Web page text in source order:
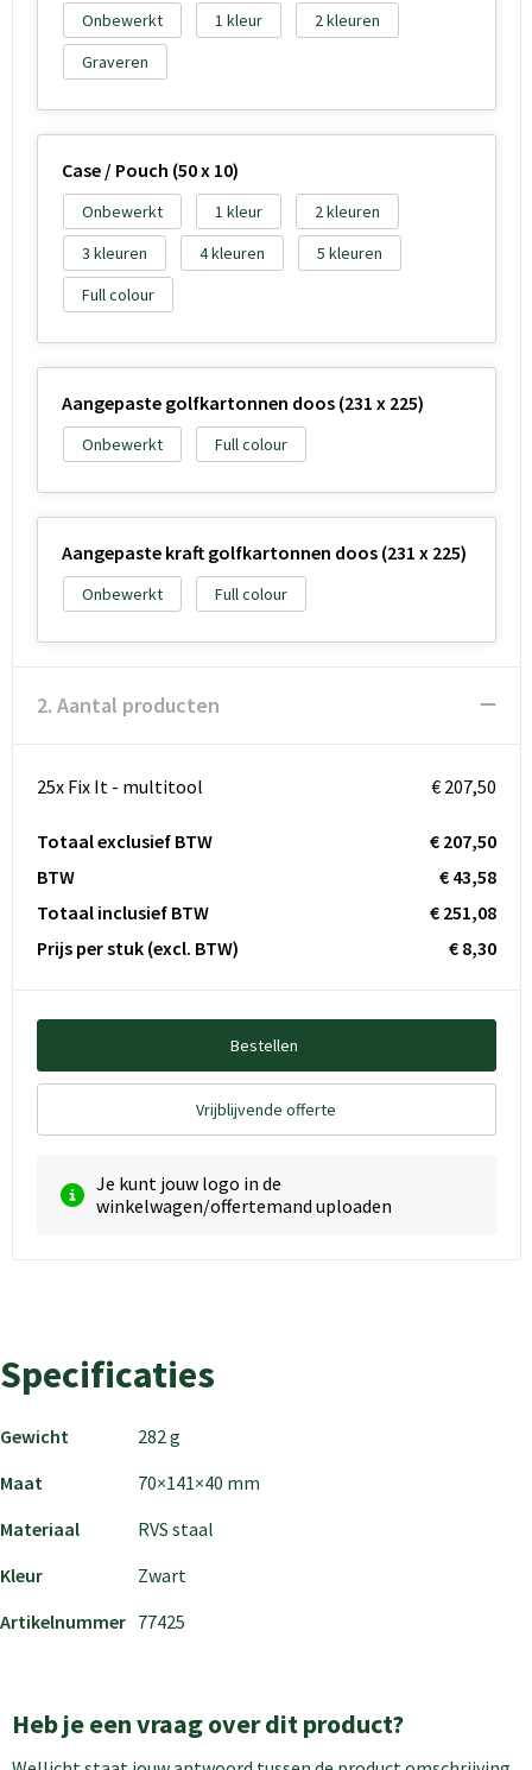
Onbewerkt 1
2
Graveren
Case / Pouch (50 x 10)
Onbewerkt 1
2
3
4
5
Full colour
Aangepaste golfkartonnen doos (231 x 225)
Onbewerkt Full colour
Aangepaste kraft golfkartonnen doos (231 x 225)
Onbewerkt Full colour
2. Aantal producten
25x Fix It - multitool € 207,50
Totaal exclusief BTW
€ 207,50
BTW
€ 43,58
Totaal inclusief BTW
€ 251,08
Prijs per stuk (excl. BTW) € 8,30
Bestellen
Vrijblijvende offerte
Je kunt jouw logo in de
winkelwagen/offertemand uploaden
Specificaties
Gewicht
282 g
Maat
70×141×40 mm
Materiaal
RVS staal
Kleur
Zwart
Artikelnummer 77425
Heb je een vraag over dit product?